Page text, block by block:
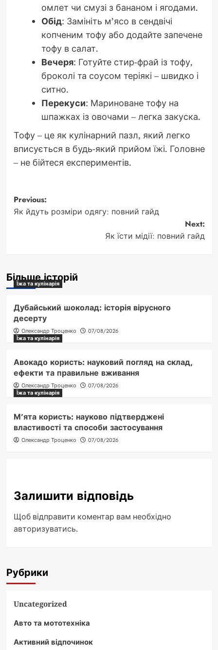
омлет чи смузі з бананом і ягодами.
Обід: Замініть м’ясо в сендвічі
копченим тофу або додайте запечене
тофу в салат.
Вечеря: Готуйте стир-фрай із тофу,
броколі та соусом теріякі – швидко і
ситно.
Перекуси: Мариноване тофу на
шпажках із овочами – легка закуска.
Тофу – це як кулінарний пазл, який легко
вписується в будь-який прийом їжі. Головне
– не бійтеся експериментів.
Post
navigation
Previous:
Як йдуть розміри одягу: повний гайд
Next:
Як їсти мідії: повний гайд
Більше історій
Їжа та кулінарія
Дубайський шоколад: історія вірусного
десерту
Олександр Троценко
07/08/2026
Їжа та кулінарія
Авокадо користь: науковий погляд на склад,
ефекти та правильне вживання
Олександр Троценко
07/08/2026
Їжа та кулінарія
М’ята користь: науково підтверджені
властивості та способи застосування
Олександр Троценко 07/08/2026
Залишити відповідь
Щоб відправити коментар вам необхідно
авторизуватись.
Рубрики
Uncategorized
Авто та мототехніка
Активний відпочинок